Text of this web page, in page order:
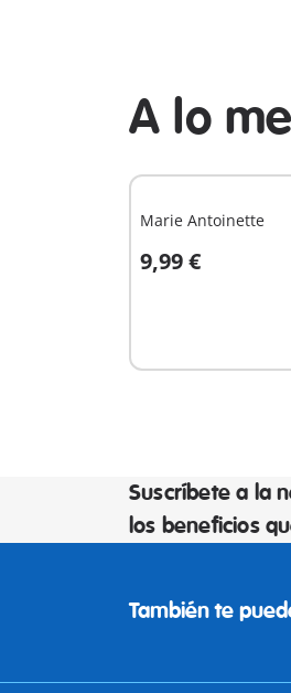
A lo
Marie Antoinette
9,99 €
A la cesta
Suscríbete a la
los beneficios
También te